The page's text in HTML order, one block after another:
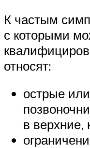
К частым
с которыми
относят:
острые
в верхние,